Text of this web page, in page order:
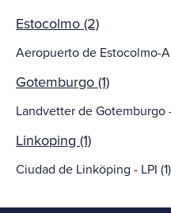
Estocolmo (2)
Aeropuerto de Estocolmo-
Gotemburgo (1)
Landvetter de Gotemburgo -
Linkoping (1)
Ciudad de Linköping - LPI (1)